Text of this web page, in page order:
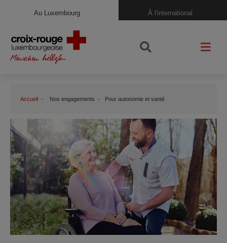
Au Luxembourg À l'international
Accueil Nos engagements Pour autonomie et santé